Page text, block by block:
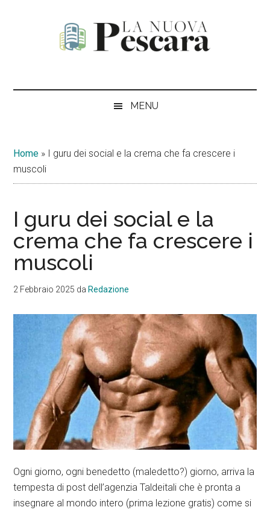
Nuova
MENU
Home » I guru dei social e la crema che fa crescere i
muscoli
I guru dei social e la
crema che fa crescere i
muscoli
2 Febbraio 2025 daRedazione
Ogni giorno, ogni benedetto (maledetto?) giorno, arriva la
tempesta di post dell’agenzia Taldeitali che è pronta a
insegnare al mondo intero (prima lezione gratis) come si